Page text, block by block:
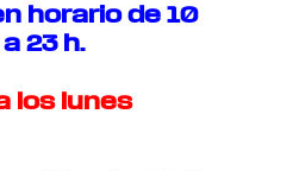
horario de 10
a 23 h.
los lunes